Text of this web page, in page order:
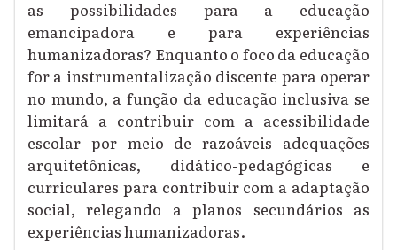
as possibilidades para a educação
emancipadora e para experiências
humanizadoras? Enquanto o foco da educação
for a instrumentalização discente para operar
no mundo, a função da educação inclusiva se
limitará a contribuir com a acessibilidade
escolar por meio de razoáveis adequações
arquitetônicas, didático-pedagógicas e
curriculares para contribuir com a adaptação
social, relegando a planos secundários as
experiências humanizadoras.